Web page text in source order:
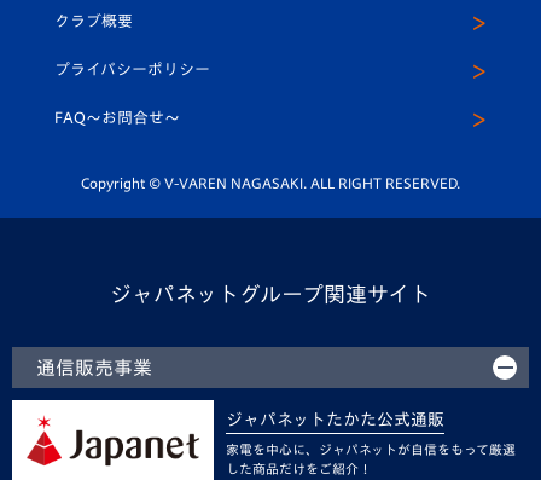
平和祈念活動
ホームタウン活動
スクール
ヴィヴィくんインスタグラム
公式LINE＠
クラブ概要
プライバシーポリシー
FAQ〜お問合せ〜
Copyright © V-VAREN NAGASAKI. ALL RIGHT RESERVED.
ジャパネットグループ関連サイト
通信販売事業
ジャパネットたかた公式通販
家電を中心に、ジャパネットが自信をもって厳選
した商品だけをご紹介！